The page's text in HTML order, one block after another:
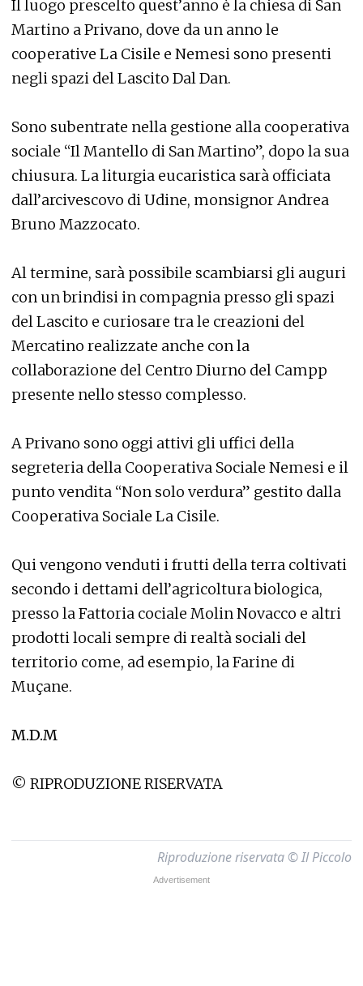
Il luogo prescelto quest’anno è la chiesa di San
Martino a Privano, dove da un anno le
cooperative La Cisile e Nemesi sono presenti
negli spazi del Lascito Dal Dan.
Sono subentrate nella gestione alla cooperativa
sociale “Il Mantello di San Martino”, dopo la sua
chiusura. La liturgia eucaristica sarà officiata
dall’arcivescovo di Udine, monsignor Andrea
Bruno Mazzocato.
Al termine, sarà possibile scambiarsi gli auguri
con un brindisi in compagnia presso gli spazi
del Lascito e curiosare tra le creazioni del
Mercatino realizzate anche con la
collaborazione del Centro Diurno del Campp
presente nello stesso complesso.
A Privano sono oggi attivi gli uffici della
segreteria della Cooperativa Sociale Nemesi e il
punto vendita “Non solo verdura” gestito dalla
Cooperativa Sociale La Cisile.
Qui vengono venduti i frutti della terra coltivati
secondo i dettami dell’agricoltura biologica,
presso la Fattoria cociale Molin Novacco e altri
prodotti locali sempre di realtà sociali del
territorio come, ad esempio, la Farine di
Muçane.
M.D.M
© RIPRODUZIONE RISERVATA
Riproduzione riservata © Il Piccolo